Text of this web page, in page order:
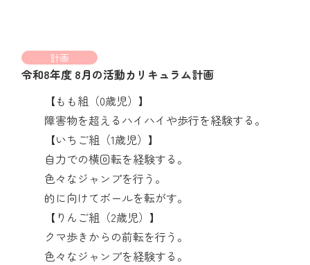
計画
令和8年度 8月の活動カリキュラム計画
【もも組（0歳児）】
障害物を超えるハイハイや歩行を経験する。
【いちご組（1歳児）】
自力での横回転を経験する。
色々なジャンプを行う。
的に向けてボールを転がす。
【りんご組（2歳児）】
クマ歩きからの前転を行う。
色々なジャンプを経験する。